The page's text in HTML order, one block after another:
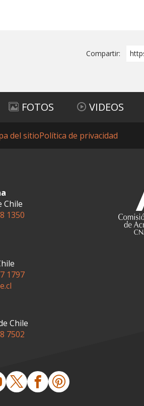
Compartir:
FOTOS VIDEOS
del sitioPolítica de privacidad
Chile
1350
1797
Chile
7502